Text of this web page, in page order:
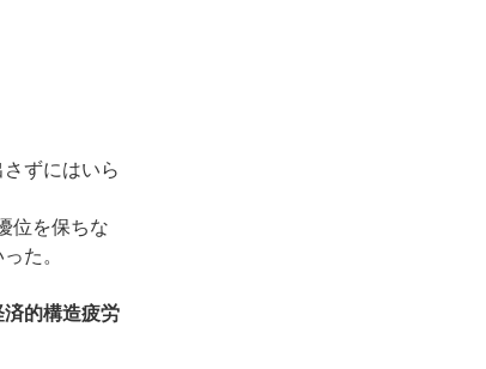
ずにはいら
位を保ちな
た。
的構造疲労